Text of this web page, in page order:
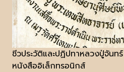
ชีวประวัติและปฏิปทาหลวงปู่จันทร์
หนังสืออิเล็กทรอนิกส์